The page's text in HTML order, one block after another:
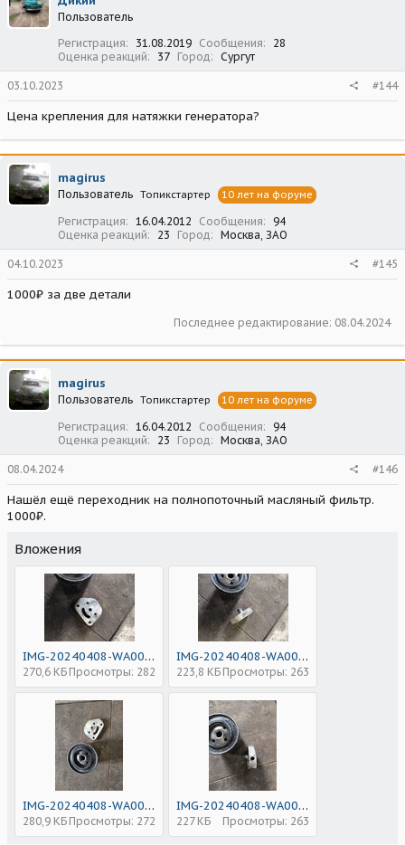
Пользователь
Регистрация
31.08.2019 Сообщения
28
Оценка реакций
37 Город Сургут
03.10.2023 #144
Цена крепления для натяжки генератора?
magirus
Пользователь Топикстартер 10 лет на форуме
Регистрация 16.04.2012 Сообщения
94
Оценка реакций
23 Город Москва, ЗАО
04.10.2023 #145
1000₽ за две детали
Последнее редактирование: 08.04.2024
magirus
Пользователь Топикстартер 10 лет на форуме
Регистрация 16.04.2012 Сообщения
94
Оценка реакций
23 Город Москва, ЗАО
08.04.2024 #146
Нашёл ещё переходник на полнопоточный масляный фильтр.
1000₽.
Вложения
IMG-20240408-WA0000.jpg
270,6 КБ Просмотры: 282
IMG-20240408-WA0002.jpg
223,8 КБ Просмотры: 263
IMG-20240408-WA0001.jpg
280,9 КБ Просмотры: 272
IMG-20240408-WA0003.jpg
227 КБ Просмотры: 263